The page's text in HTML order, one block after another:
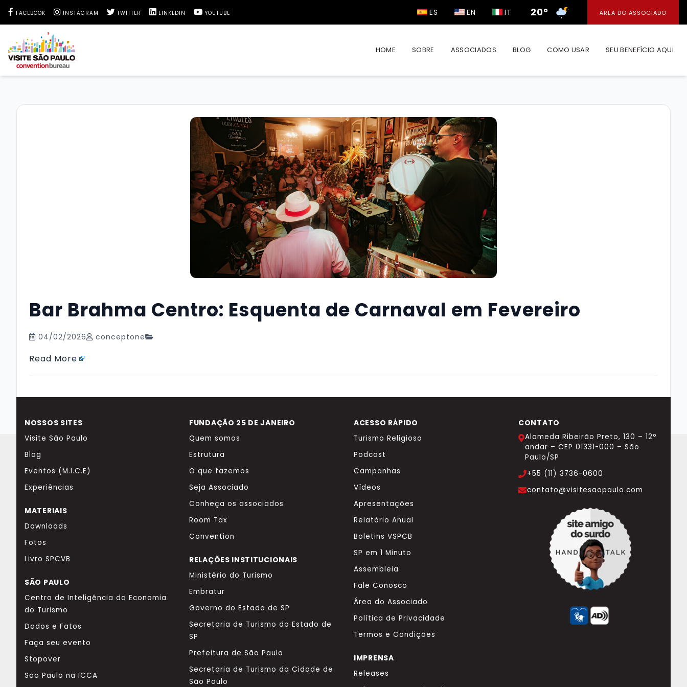
FACEBOOK
Facebook Visite São Paulo
INSTAGRAM
Instagram Visite São Paulo
TWITTER
Twitter Visite São Paulo
LINKEDIN
LinkedIn Visite São Paulo
YOUTUBE
YouTube Visite São Paulo ES EN IT 20° ÁREA DO ASSOCIADO
HOME SOBRE ASSOCIADOS BLOG COMO USAR SEU BENEFÍCIO AQUI
Bar Brahma Centro: Esquenta de Carnaval em Fevereiro
04/02/2026 conceptone
Read More
NOSSOS SITES
Visite São Paulo
Blog
Eventos (M.I.C.E)
Experiências
MATERIAIS
Downloads
Fotos
Livro SPCVB
SÃO PAULO
Centro de Inteligência da Economia
do Turismo
Dados e Fatos
Faça seu evento
Stopover
São Paulo na ICCA
FUNDAÇÃO 25 DE JANEIRO
Quem somos
Estrutura
O que fazemos
Seja Associado
Conheça os associados
Room Tax
Convention
RELAÇÕES INSTITUCIONAIS
Ministério do Turismo
Embratur
Governo do Estado de SP
Secretaria de Turismo do Estado de
SP
Prefeitura de São Paulo
Secretaria de Turismo da Cidade de
São Paulo
ACESSO RÁPIDO
Turismo Religioso
Podcast
Campanhas
Vídeos
Apresentações
Relatório Anual
Boletins VSPCB
SP em 1 Minuto
Assembleia
Fale Conosco
Área do Associado
Política de Privacidade
Termos e Condições
IMPRENSA
Releases
CONTATO
Alameda Ribeirão Preto, 130 – 12°
andar – CEP 01331-000 – São
Paulo/SP
+55 (11) 3736-0600
contato@visitesaopaulo.com